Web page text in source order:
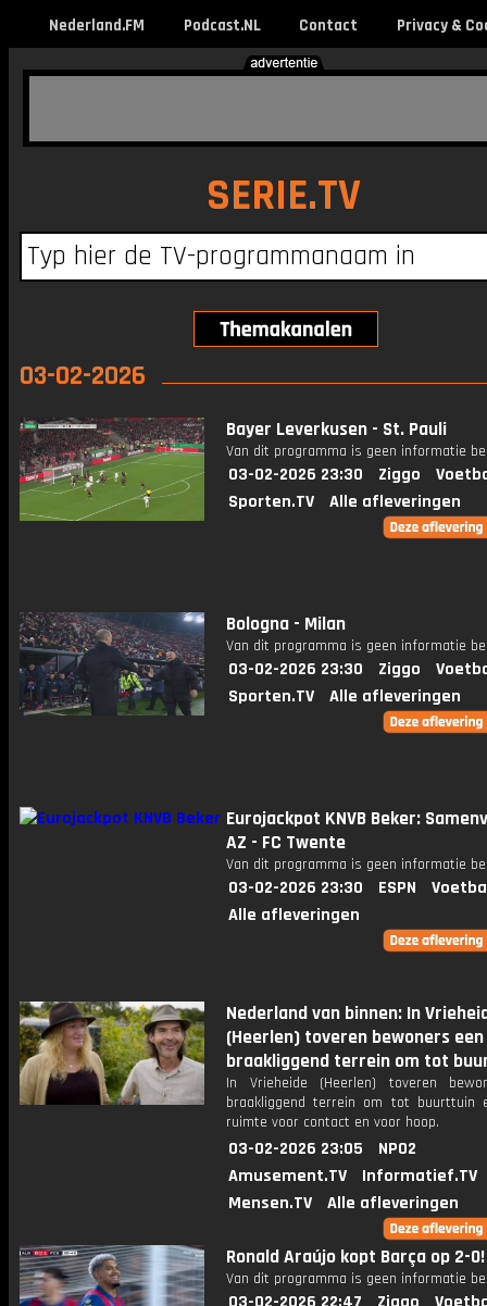
Nederland.FM Podcast.NL Contact Privacy &
SERIE.TV
03-02-2026
Bayer Leverkusen - St. Pauli
Van dit programma is geen informatie
03-02-2026 23:30 Ziggo
Sporten.TV
Alle afleveringen
Bologna - Milan
Van dit programma is geen informatie
03-02-2026 23:30 Ziggo
Sporten.TV
Alle afleveringen
Eurojackpot KNVB Beker:
AZ - FC Twente
Van dit programma is geen informatie
03-02-2026 23:30 ESPN
Alle afleveringen
Nederland van binnen: In
(Heerlen) toveren bewoners een
braakliggend terrein om tot
In Vrieheide (Heerlen) toveren
braakliggend terrein om tot buurttuin
ruimte voor contact en voor hoop.
03-02-2026 23:05
NPO2
Amusement.TV
Informatief.TV
Mensen.TV
Alle afleveringen
Ronald Araújo kopt Barça op 2-0!
Van dit programma is geen informatie